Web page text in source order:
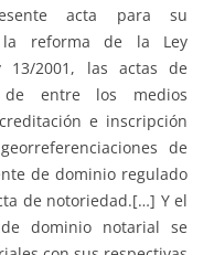
acta para su
la reforma de la Ley
13/2001, las actas de
de entre los medios
e inscripción
de
de dominio regulado
de notoriedad.[…] Y el
dominio notarial se